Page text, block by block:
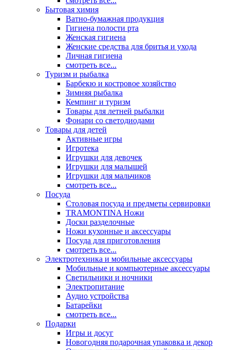
Бытовая химия
Ватно-бумажная продукция
Гигиена полости рта
Женская гигиена
Женские средства для бритья и ухода
Личная гигиена
смотреть все...
Туризм и рыбалка
Барбекю и костровое хозяйство
Зимняя рыбалка
Кемпинг и туризм
Товары для летней рыбалки
Фонари со светодиодами
Товары для детей
Активные игры
Игротека
Игрушки для девочек
Игрушки для малышей
Игрушки для мальчиков
смотреть все...
Посуда
Столовая посуда и предметы сервировки
TRAMONTINA Ножи
Доски разделочные
Ножи кухонные и аксессуары
Посуда для приготовления
смотреть все...
Электротехника и мобильные аксессуары
Мобильные и компьютерные аксессуары
Светильники и ночники
Электропитание
Аудио устройства
Батарейки
смотреть все...
Подарки
Игры и досуг
Новогодняя подарочная упаковка и декор